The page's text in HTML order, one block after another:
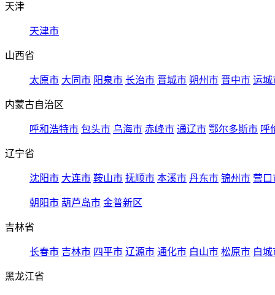
天津
天津市
山西省
太原市 大同市 阳泉市 长治市 晋城市 朔州市 晋中市 运城
内蒙古自治区
呼和浩特市 包头市 乌海市 赤峰市 通辽市 鄂尔多斯市 呼
辽宁省
沈阳市 大连市 鞍山市 抚顺市 本溪市 丹东市 锦州市 营口
朝阳市 葫芦岛市 金普新区
吉林省
长春市 吉林市 四平市 辽源市 通化市 白山市 松原市 白城
黑龙江省